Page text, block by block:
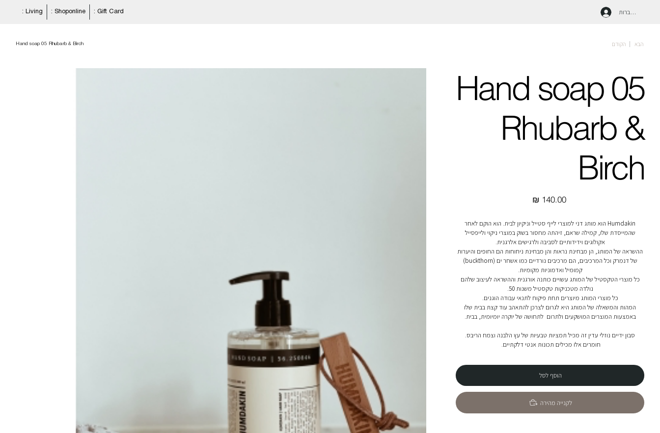
: Living : Shoponline : Gift Card להתחברות
Hand soap 05 Rhubarb & Birch הקודם הבא
Hand soap 05
Rhubarb &
Birch
‏140.00 ‏₪
Humdakin הוא מותג דני למוצרי לייף סטייל וניקיון לבית. הוא הוקם לאחר
שהמייסדת שלו, קמילה שראם, זיהתה מחסור בשוק במוצרי ניקוי ולייפסייל
אקולוגים וידידותיים לסביבה ולרגישים אלרגנית.
ההשראה של המותג, הן מבחינת נראות והן מבחינת ניחוחות הם החופים והיערות
של דנמרק וכל המרכיבים, הם מרכיבים נורדיים כמו אשחר ים (buckthorn)
קמומיל ואדמוניות מקומיות.
כל מוצרי הטקסטיל של המותג עשויים כותנה אורגנית וההשראה לעיצוב שלהם
נולדה מטכניקות טקסטיל משנות 50.
כל מוצרי המותג מיוצרים תחת פיקוח לתנאי עבודה הוגנים.
המהות והמשאלה של המותג היא לגרום לצרכן להתאהב עוד קצת בבית שלו
באמצעות המוצרים המושקעים ולתרום לתחושה של יוקרה יומיומית, בבית.
סבון ידיים נוזלי עדין זה מכיל תמציות טבעיות של עץ הלבנה וצמח הריבס.
חומרים אלו מכילים תכונות אנטי דלקתיים.
הוסף לסל
לקנייה מהירה